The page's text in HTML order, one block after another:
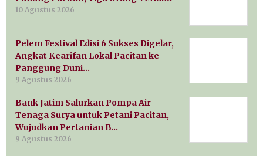
10 Agustus 2026
Pelem Festival Edisi 6 Sukses Digelar,
Angkat Kearifan Lokal Pacitan ke
Panggung Duni…
9 Agustus 2026
Bank Jatim Salurkan Pompa Air
Tenaga Surya untuk Petani Pacitan,
Wujudkan Pertanian B…
9 Agustus 2026